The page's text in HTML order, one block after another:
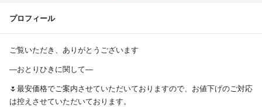
プロフィール
ご覧いただき、ありがとうございます
―おとりひきに関して―
🌷最安価格でご案内させていただいておりますので、お値下げのご対応
は控えさせていただいております。